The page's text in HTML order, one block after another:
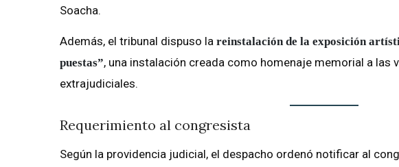
Soacha.
Además, el tribunal dispuso la reinstalación de la exposición
puestas”, una instalación creada como homenaje memorial a las
extrajudiciales.
Requerimiento al congresista
Según la providencia judicial, el despacho ordenó notificar al